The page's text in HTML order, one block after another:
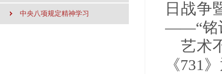
中央八项规定精神学习
日战争
——“铭
艺术
《731